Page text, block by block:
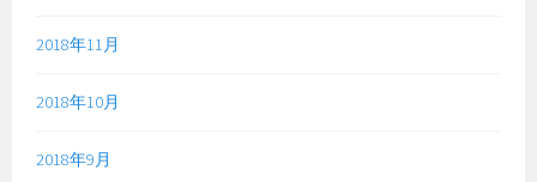
2018年11月
2018年10月
2018年9月